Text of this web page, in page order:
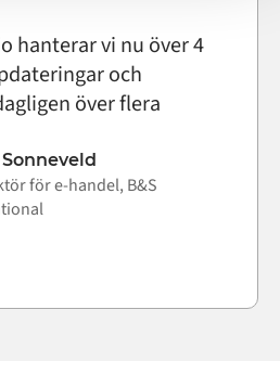
hanterar vi nu över 4
och
över flera
för e-handel, B&S